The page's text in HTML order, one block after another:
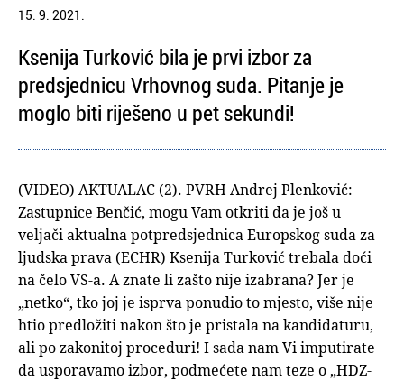
15. 9. 2021.
Ksenija Turković bila je prvi izbor za
predsjednicu Vrhovnog suda. Pitanje je
moglo biti riješeno u pet sekundi!
(VIDEO) AKTUALAC (2). PVRH Andrej Plenković:
Zastupnice Benčić, mogu Vam otkriti da je još u
veljači aktualna potpredsjednica Europskog suda za
ljudska prava (ECHR) Ksenija Turković trebala doći
na čelo VS-a. A znate li zašto nije izabrana? Jer je
„netko“, tko joj je isprva ponudio to mjesto, više nije
htio predložiti nakon što je pristala na kandidaturu,
ali po zakonitoj proceduri! I sada nam Vi imputirate
da usporavamo izbor, podmećete nam teze o „HDZ-